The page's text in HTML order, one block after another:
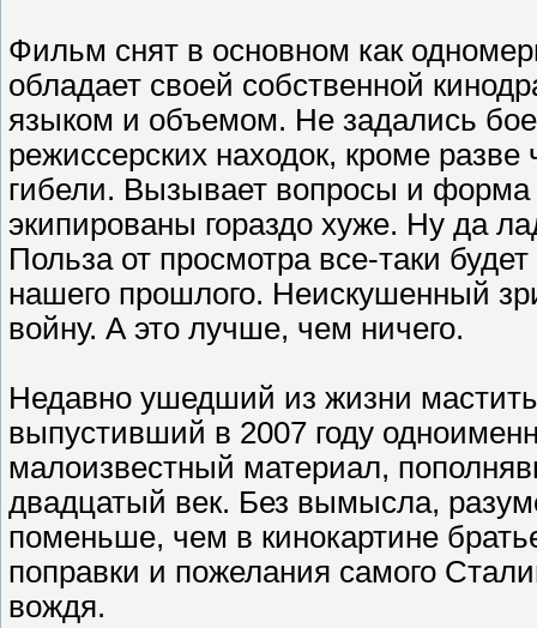
Фильм снят в основном как
обладает своей собственной
языком и объемом. Не задались
режиссерских находок, кроме
гибели. Вызывает вопросы и
экипированы гораздо хуже. Ну да
Польза от просмотра все-таки
нашего прошлого. Неискушенный
войну. А это лучше, чем ничего.
Недавно ушедший из жизни
выпустивший в 2007 году
малоизвестный материал,
двадцатый век. Без вымысла,
поменьше, чем в кинокартине
поправки и пожелания самого
вождя.